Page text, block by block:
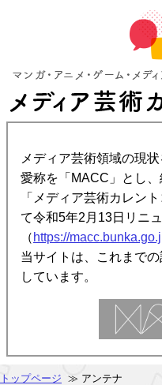
メディア芸術領域の現
愛称を「MACC」とし
「メディア芸術カレン
て令和5年2月13日リニ
（ https://
当サイトは、これまで
しています。
トップページ ≫ アンテナ